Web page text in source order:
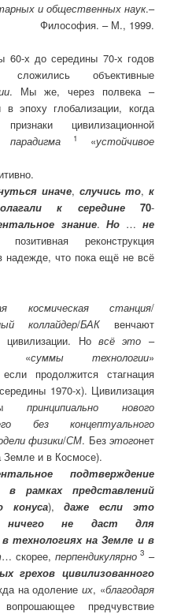
и общественных наук.–
Философия. – М., 1999.
60-х до середины 70-х годов
объективные
. Мы же, через полвека –
эпоху глобализации, когда
цивилизационной
парадигма 1 «устойчивое
иначе, случись то, к
к середине
70-
знание. Но… не
реконструкция
надежде, что пока ещё не всё
космическая станция/
коллайдер/БАКвенчают
цивилизации. Но всё это –
«суммы технологии»
продолжится стагнация
1970-х). Цивилизация
принципиально нового
без концептуального
физики/СМ. Без этогонет
и в Космосе).
подтверждение
рамках представлений
конуса),даже если это
ничего не даст для
технологиях на Земле и в
… скорее, перпендикулярно 3 –
грехов цивилизованного
на одолениеих, «благодаря
предчувствие